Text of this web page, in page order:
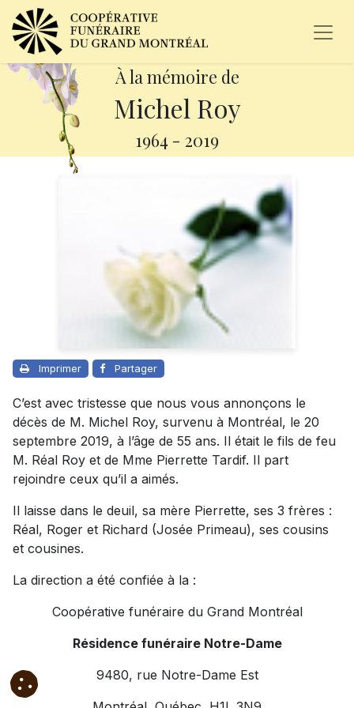
À la mémoire de
Michel Roy
1964 - 2019
Imprimer Partager
C’est avec tristesse que nous vous annonçons le
décès de M. Michel Roy, survenu à Montréal, le 20
septembre 2019, à l’âge de 55 ans. Il était le fils de feu
M. Réal Roy et de Mme Pierrette Tardif. Il part
rejoindre ceux qu’il a aimés.
Il laisse dans le deuil, sa mère Pierrette, ses 3 frères :
Réal, Roger et Richard (Josée Primeau), ses cousins
et cousines.
La direction a été confiée à la :
Coopérative funéraire du Grand Montréal
Résidence funéraire Notre-Dame
9480, rue Notre-Dame Est